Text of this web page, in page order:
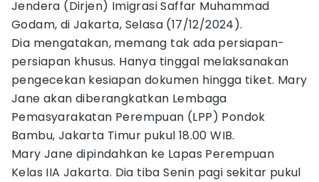
Jendera (Dirjen) Imigrasi Saffar Muhammad
Godam, di Jakarta, Selasa (17/12/2024).
Dia mengatakan, memang tak ada persiapan-
persiapan khusus. Hanya tinggal melaksanakan
pengecekan kesiapan dokumen hingga tiket. Mary
Jane akan diberangkatkan Lembaga
Pemasyarakatan Perempuan (LPP) Pondok
Bambu, Jakarta Timur pukul 18.00 WIB.
Mary Jane dipindahkan ke Lapas Perempuan
Kelas IIA Jakarta. Dia tiba Senin pagi sekitar pukul